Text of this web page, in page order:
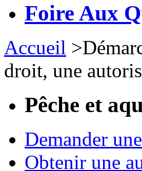
Foire Aux
Accueil >
droit, une
Pêche et
Demander
Obtenir une